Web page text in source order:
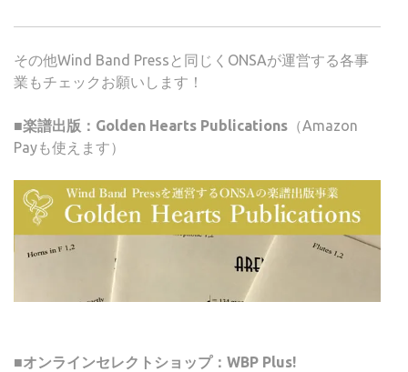
その他Wind Band Pressと同じくONSAが運営する各事
業もチェックお願いします！
■楽譜出版：Golden Hearts Publications （Amazon
Payも使えます）
■オンラインセレクトショップ：WBP Plus!